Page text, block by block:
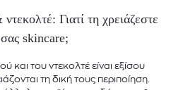
Γιατί τη χρειάζεστε
skincare;
και του ντεκολτέ είναι εξίσου
τη δική τους περιποίηση.